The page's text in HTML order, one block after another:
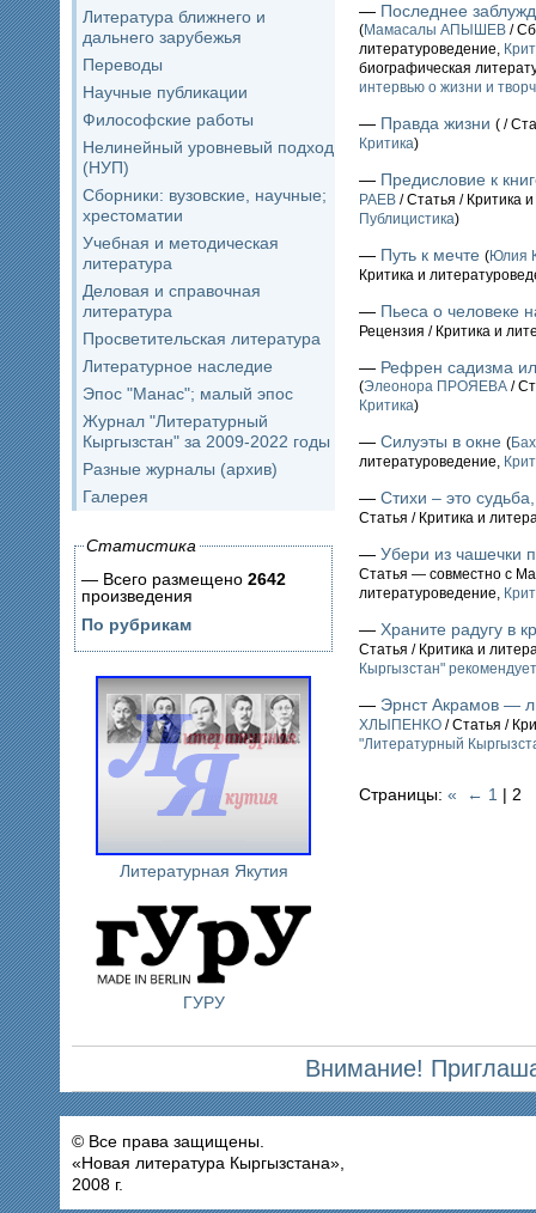
Литература ближнего и
дальнего зарубежья
Переводы
Научные публикации
Философские работы
Нелинейный уровневый подход
(НУП)
Сборники: вузовские, научные;
хрестоматии
Учебная и методическая
литература
Деловая и справочная
литература
Просветительская литература
Литературное наследие
Эпос "Манас"; малый эпос
Журнал "Литературный
Кыргызстан" за 2009-2022 годы
Разные журналы (архив)
Галерея
Статистика
— Всего размещено 2642
произведения
По рубрикам
Литературная Якутия
ГУРУ
— Последнее
(Мамасалы АПЫШЕВ /
литературоведение,
биографическая
интервью о жизни и
— Правда жизни ( /
Критика)
— Предисловие к
РАЕВ / Статья / Критика
Публицистика)
— Путь к мечте (Юлия
Критика и
— Пьеса о человеке
Рецензия / Критика и
— Рефрен садизма
(Элеонора ПРОЯЕВА /
Критика)
— Силуэты в окне (
литературоведение,
— Стихи – это
Статья / Критика и
— Убери из чашечки
Статья — совместно с
литературоведение,
— Храните радугу в
Статья / Критика и
Кыргызстан"
— Эрнст Акрамов —
ХЛЫПЕНКО / Статья /
"Литературный
Страницы: « ← 1 | 2
Внимание!
© Все права защищены.
«Новая литература Кыргызстана»,
2008 г.